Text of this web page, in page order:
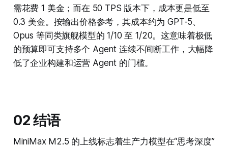
需花费 1 美金；而在 50 TPS 版本下，成本更是低至
0.3 美金。按输出价格参考，其成本约为 GPT-5、
Opus 等同类旗舰模型的 1/10 至 1/20。这意味着极低
的预算即可支持多个 Agent 连续不间断工作，大幅降
低了企业构建和运营 Agent 的门槛。
02 结语
MiniMax M2.5 的上线标志着生产力模型在“思考深度”